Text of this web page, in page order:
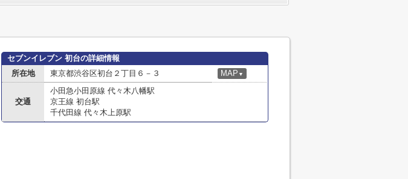
セブンイレブン 初台の詳細情報
所在地
東京都渋谷区初台２丁目６－３ MAP ▼
交通
小田急小田原線 代々木八幡駅
京王線 初台駅
千代田線 代々木上原駅